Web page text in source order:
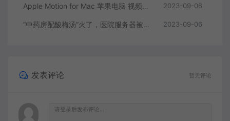
Apple Motion for Mac 苹果电脑 视频编辑软件 2023-09-06
“中药房配酸梅汤”火了，医院服务器被挤爆，网友：更适合中国宝宝体质 2023-09-06
发表评论 暂无评论